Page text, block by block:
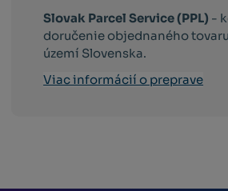
Slovak Parcel Service (PPL) -
doručenie objednaného
území Slovenska.
Viac informácií o preprave